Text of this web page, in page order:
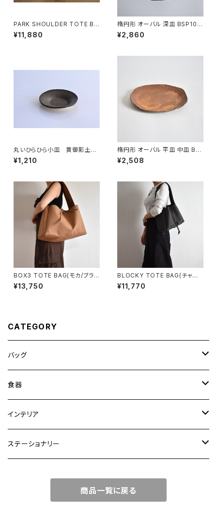
PARK SHOULDER TOTE BA
G (コーヒー/ブラウン)
¥11,880
楕円形 オーバル 深皿 BSP104
¥2,860
丸いひらひら小皿 黄御影土×
錆釉
¥1,210
楕円形 オーバル 平皿 中皿 BS
P090
¥2,508
BOX3 TOTE BAG(モカ/ブラウ
ン）
¥13,750
BLOCKY TOTE BAG(チャコ
ール/グレー)
¥11,770
CATEGORY
バッグ
トートバッグ
ショルダーバッグ
ワンハンドルバッグ
食器
大皿
中皿
インテリア
花瓶・フラワーベース
ステーショナリー
マガジンカバー
商品一覧に戻る